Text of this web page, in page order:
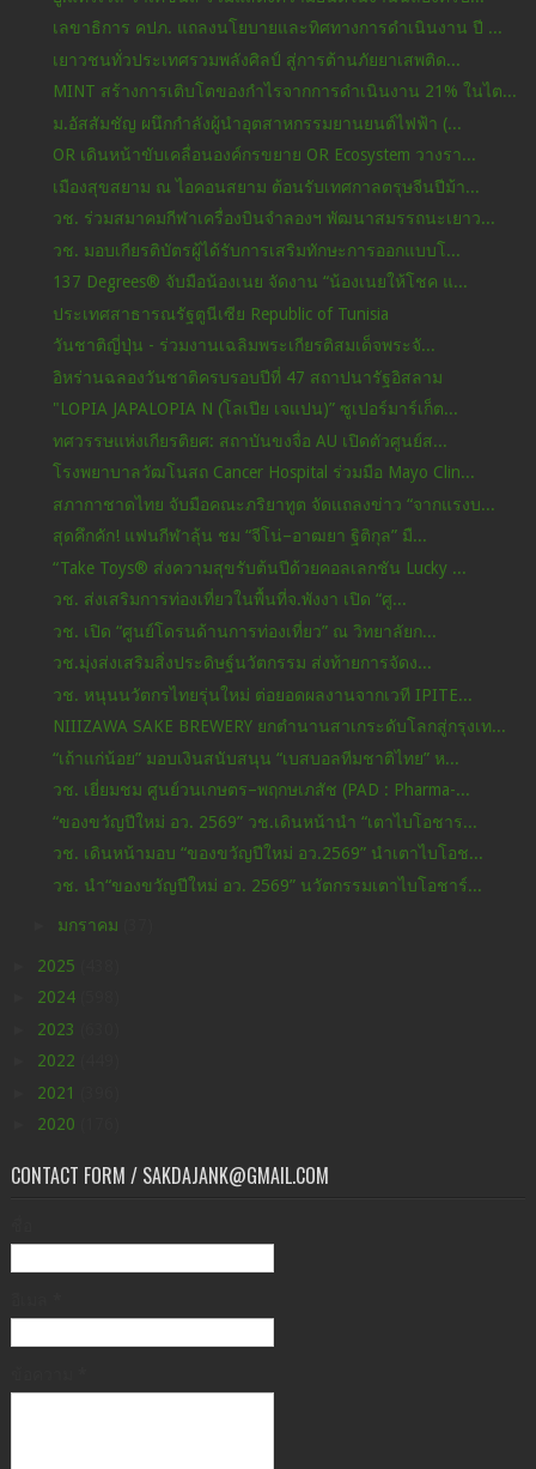
เลขาธิการ คปภ. แถลงนโยบายและทิศทางการดำเนินงาน ปี ...
เยาวชนทั่วประเทศรวมพลังศิลป์ สู่การต้านภัยยาเสพติด...
MINT สร้างการเติบโตของกำไรจากการดำเนินงาน 21% ในไต...
ม.อัสสัมชัญ ผนึกกำลังผู้นำอุตสาหกรรมยานยนต์ไฟฟ้า (...
OR เดินหน้าขับเคลื่อนองค์กรขยาย OR Ecosystem วางรา...
เมืองสุขสยาม ณ ไอคอนสยาม ต้อนรับเทศกาลตรุษจีนปีม้า...
วช. ร่วมสมาคมกีฬาเครื่องบินจำลองฯ พัฒนาสมรรถนะเยาว...
วช. มอบเกียรติบัตรผู้ได้รับการเสริมทักษะการออกแบบโ...
137 Degrees® จับมือน้องเนย จัดงาน “น้องเนยให้โชค แ...
ประเทศสาธารณรัฐตูนีเซีย Republic of Tunisia
วันชาติญี่ปุ่น - ร่วมงานเฉลิมพระเกียรติสมเด็จพระจั...
อิหร่านฉลองวันชาติครบรอบปีที่ 47 สถาปนารัฐอิสลาม
"LOPIA JAPALOPIA N (โลเปีย เจแปน)” ซูเปอร์มาร์เก็ต...
ทศวรรษแห่งเกียรติยศ: สถาบันขงจื่อ AU เปิดตัวศูนย์ส...
โรงพยาบาลวัฒโนสถ Cancer Hospital ร่วมมือ Mayo Clin...
สภากาชาดไทย จับมือคณะภริยาทูต จัดแถลงข่าว “จากแรงบ...
สุดคึกคัก! แฟนกีฬาลุ้น ชม “จีโน่–อาฒยา ฐิติกุล” มื...
“Take Toys® ส่งความสุขรับต้นปีด้วยคอลเลกชัน Lucky ...
วช. ส่งเสริมการท่องเที่ยวในพื้นที่จ.พังงา เปิด “ศู...
วช. เปิด “ศูนย์โดรนด้านการท่องเที่ยว” ณ วิทยาลัยก...
วช.มุ่งส่งเสริมสิ่งประดิษฐ์นวัตกรรม ส่งท้ายการจัดง...
วช. หนุนนวัตกรไทยรุ่นใหม่ ต่อยอดผลงานจากเวที IPITE...
NIIIZAWA SAKE BREWERY ยกตำนานสาเกระดับโลกสู่กรุงเท...
“เถ้าแก่น้อย” มอบเงินสนับสนุน “เบสบอลทีมชาติไทย” ห...
วช. เยี่ยมชม ศูนย์วนเกษตร–พฤกษเภสัช (PAD : Pharma-...
“ของขวัญปีใหม่ อว. 2569” วช.เดินหน้านำ “เตาไบโอชาร...
วช. เดินหน้ามอบ “ของขวัญปีใหม่ อว.2569” นำเตาไบโอช...
วช. นำ“ของขวัญปีใหม่ อว. 2569” นวัตกรรมเตาไบโอชาร์...
มกราคม
2025
2024
2023
2022
2021
2020
CONTACT FORM / SAKDAJANK@GMAIL.COM